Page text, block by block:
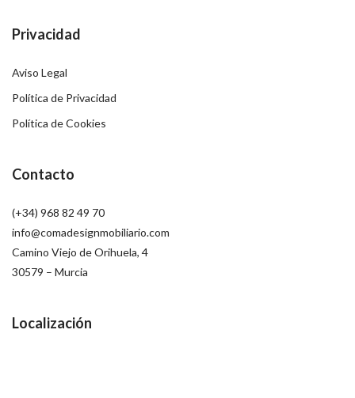
Privacidad
Aviso Legal
Política de Privacidad
Política de Cookies
Contacto
(+34) 968 82 49 70
info@comadesignmobiliario.com
Camino Viejo de Orihuela, 4
30579 – Murcia
Localización